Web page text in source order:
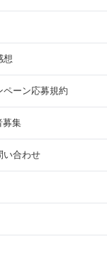
想
ペーン応募規約
募集
い合わせ